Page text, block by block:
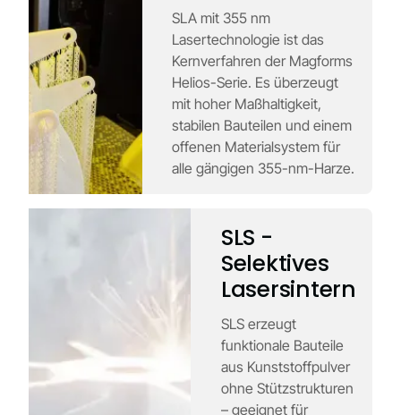
SLA mit 355 nm
Lasertechnologie ist das
Kernverfahren der Magforms
Helios-Serie. Es überzeugt
mit hoher Maßhaltigkeit,
stabilen Bauteilen und einem
offenen Materialsystem für
alle gängigen 355-nm-Harze.
SLS -
Selektives
Lasersintern
SLS erzeugt
funktionale Bauteile
aus Kunststoffpulver
ohne Stützstrukturen
– geeignet für